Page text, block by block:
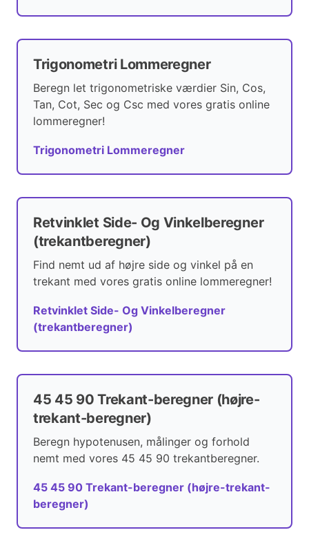
Trigonometri Lommeregner
Beregn let trigonometriske værdier Sin, Cos,
Tan, Cot, Sec og Csc med vores gratis online
lommeregner!
Trigonometri Lommeregner
Retvinklet Side- Og Vinkelberegner
(trekantberegner)
Find nemt ud af højre side og vinkel på en
trekant med vores gratis online lommeregner!
Retvinklet Side- Og Vinkelberegner
(trekantberegner)
45 45 90 Trekant-beregner (højre-
trekant-beregner)
Beregn hypotenusen, målinger og forhold
nemt med vores 45 45 90 trekantberegner.
45 45 90 Trekant-beregner (højre-trekant-
beregner)